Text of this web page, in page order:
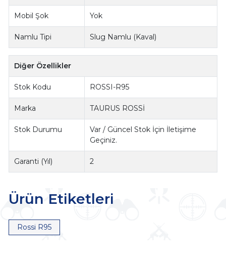
Mobil Şok Yok
Namlu Tipi Slug Namlu (Kaval)
Diğer Özellikler
Stok Kodu ROSSI-R95
Marka TAURUS ROSSİ
Stok Durumu
Var / Güncel Stok İçin İletişime
Geçiniz.
Garanti (Yıl) 2
Ürün Etiketleri
Rossi R95